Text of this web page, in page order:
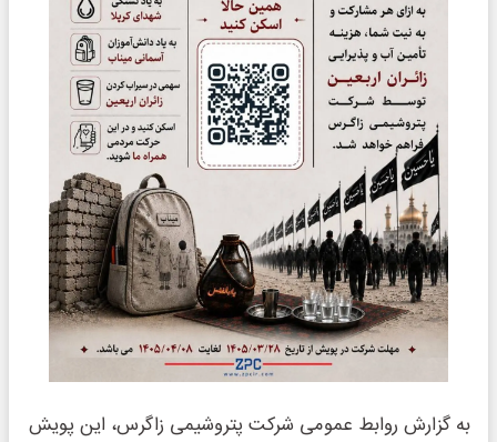
به گزارش روابط عمومی شرکت پتروشیمی زاگرس، این پویش